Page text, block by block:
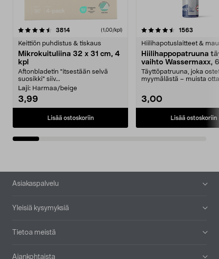
3814arvostelut (1,00/kpl)
Keittiön puhdistus & tiskaus
Mikrokuituliina 32 x 31 cm, 4
kpl
Aftonbladetin "itsestään selvä
suosikki" siiv...
Laji: Harmaa/beige
3,99
Lisää ostoskoriin
4.5viidestä
1563
Hiilihapotuslaitteet &
Hiilihappopatruuna
vaihto Wassermaxx,
Täyttöpatruuna, joka
myymälästä – muista
3,00
Lisää ostoskoriin
4.5viidestä
Alatunniste
Asiakaspalvelu
Yleisiä kysymyksiä
Tietoa meistä
Ajankohtaista